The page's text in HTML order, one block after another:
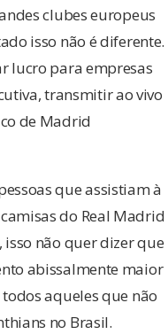
clubes europeus
isso não é diferente.
lucro para empresas
transmitir ao vivo
de Madrid
que assistiam à
do Real Madrid
não quer dizer que
abissalmente maior
aqueles que não
no Brasil.